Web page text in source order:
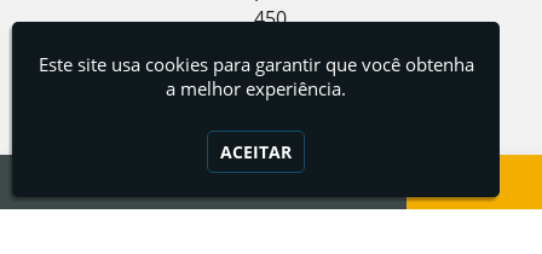
450
Labmetal - Indústria, Comércio e Serviços de
Metalografia
Este site usa cookies para garantir que você obtenha
a melhor experiência.
ACEITAR